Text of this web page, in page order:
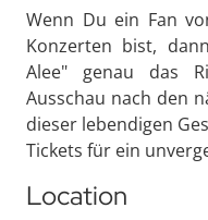
Wenn Du ein Fan
Konzerten bist,
Alee" genau das
Ausschau nach den
dieser lebendigen
Tickets für ein
Location